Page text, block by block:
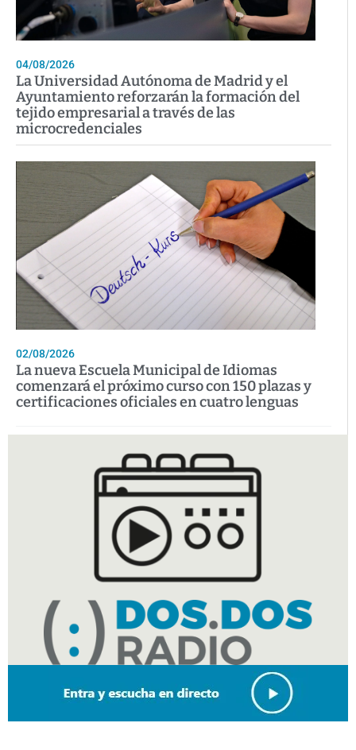
04/08/2026
La Universidad Autónoma de Madrid y el
Ayuntamiento reforzarán la formación del
tejido empresarial a través de las
microcredenciales
02/08/2026
La nueva Escuela Municipal de Idiomas
comenzará el próximo curso con 150 plazas y
certificaciones oficiales en cuatro lenguas